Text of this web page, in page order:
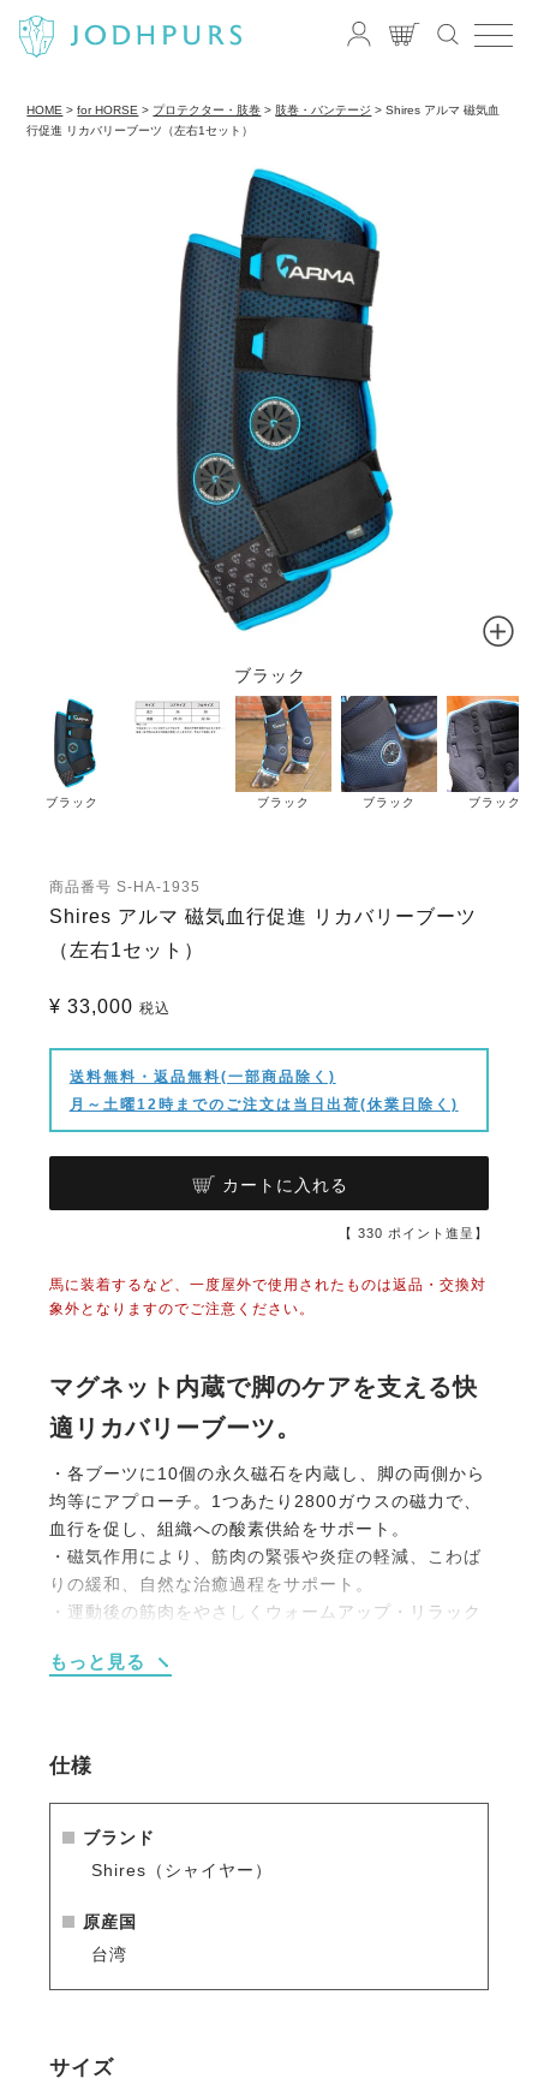
HOME for HORSE プロテクター・肢巻 肢巻・バンテージ
Shires アルマ 磁気血
行促進 リカバリーブーツ（左右1セット）
ブラック
ブラック ブラック ブラック ブラック
商品番号 S-HA-1935
Shires アルマ 磁気血行促進 リカバリーブーツ
（左右1セット）
¥ 33,000 税込
送料無料・返品無料(一部商品除く)
月～土曜12時までのご注文は当日出荷(休業日除く)
カートに入れる
【 330 ポイント進呈】
馬に装着するなど、一度屋外で使用されたものは返品・交換対
象外となりますのでご注意ください。
マグネット内蔵で脚のケアを支える快
適リカバリーブーツ。
・各ブーツに10個の永久磁石を内蔵し、脚の両側から
均等にアプローチ。1つあたり2800ガウスの磁力で、
血行を促し、組織への酸素供給をサポート。
・磁気作用により、筋肉の緊張や炎症の軽減、こわば
りの緩和、自然な治癒過程をサポート。
・運動後の筋肉をやさしくウォームアップ・リラック
・通気性と放熱性に優れた生地を採用し、厩舎内や移
・ベルクロ仕様で着脱が容易、日常のケアルーティン
に取り入れやすい構造。
・摩擦や衝撃に強い素材と丁寧な縫製により、長期間
の使用に耐える高い耐久性。
ンに対応。
もっと見る
仕様
ブランド
Shires（シャイヤー）
原産国
台湾
サイズ